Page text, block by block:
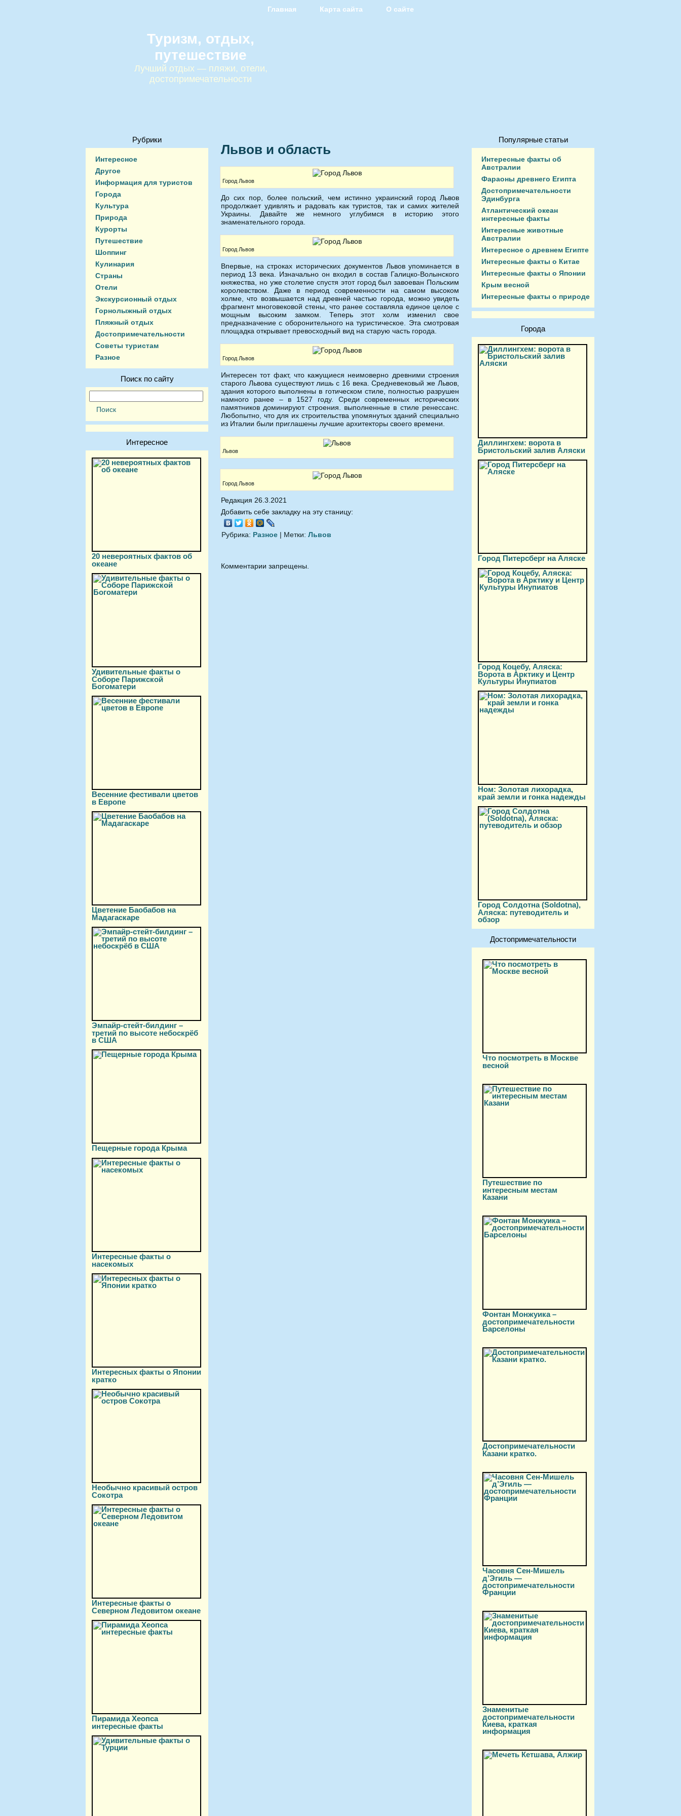
Главная Карта сайта О сайте
Туризм, отдых,
путешествие
Лучший отдых — пляжи, отели,
достопримечательности
Рубрики
Интересное
Другое
Информация для туристов
Города
Культура
Природа
Курорты
Путешествие
Шоппинг
Кулинария
Страны
Отели
Экскурсионный отдых
Горнолыжный отдых
Пляжный отдых
Достопримечательности
Советы туристам
Разное
Поиск по сайту
Интересное
20 невероятных фактов об
океане
Удивительные факты о
Соборе Парижской
Богоматери
Весенние фестивали цветов
в Европе
Цветение Баобабов на
Мадагаскаре
Эмпайр-стейт-билдинг –
третий по высоте небоскрёб
в США
Пещерные города Крыма
Интересные факты о
насекомых
Интересных факты о Японии
кратко
Необычно красивый остров
Сокотра
Интересные факты о
Северном Ледовитом океане
Пирамида Хеопса
интересные факты
Львов и область
Город Львов
До сих пор, более польский, чем истинно украинский город Львов
продолжает удивлять и радовать как туристов, так и самих жителей
Украины.
Давайте же немного углубимся в историю этого
знаменательного города.
Город Львов
Впервые, на строках исторических документов Львов упоминается в
период 13 века. Изначально он входил в состав Галицко-Волынского
княжества, но уже столетие спустя этот город был завоеван Польским
королевством. Даже в период современности на самом высоком
холме, что возвышается над древней частью города, можно увидеть
фрагмент многовековой стены, что ранее составляла единое целое с
мощным высоким замком. Теперь этот холм изменил свое
предназначение с оборонительного на туристическое. Эта смотровая
площадка открывает превосходный вид на старую часть города.
Город Львов
Интересен тот факт, что кажущиеся неимоверно древними строения
старого Львова существуют лишь с 16 века. Средневековый же Львов,
здания которого выполнены в готическом стиле, полностью разрушен
намного ранее – в 1527 году. Среди современных исторических
памятников доминируют строения. выполненные в стиле ренессанс.
Любопытно, что для их строительства упомянутых зданий специально
из Италии были приглашены лучшие архитекторы своего времени.
Львов
Город Львов
Редакция 26.3.2021
Добавить себе закладку на эту станицу:
Рубрика: Разное | Метки: Львов
Комментарии запрещены.
Популярные статьи
Интересные факты об
Австралии
Фараоны древнего Египта
Достопримечательности
Эдинбурга
Атлантический океан
интересные факты
Интересные животные
Австралии
Интересное о древнем Египте
Интересные факты о Китае
Интересные факты о Японии
Крым весной
Интересные факты о природе
Города
Диллингхем: ворота в
Бристольский залив Аляски
Город Питерсберг на Аляске
Город Коцебу, Аляска:
Ворота в Арктику и Центр
Культуры Инупиатов
Ном: Золотая лихорадка,
край земли и гонка надежды
Город Солдотна (Soldotna),
Аляска: путеводитель и
обзор
Достопримечательности
Что посмотреть в Москве
весной
Путешествие по
интересным местам
Казани
Фонтан Монжуика –
достопримечательности
Барселоны
Достопримечательности
Казани кратко.
Часовня Сен-Мишель
д’Эгиль —
достопримечательности
Франции
Знаменитые
достопримечательности
Киева, краткая
информация